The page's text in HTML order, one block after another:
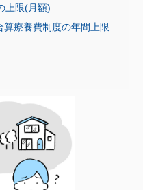
上限(月額)
算療養費制度の年間上限